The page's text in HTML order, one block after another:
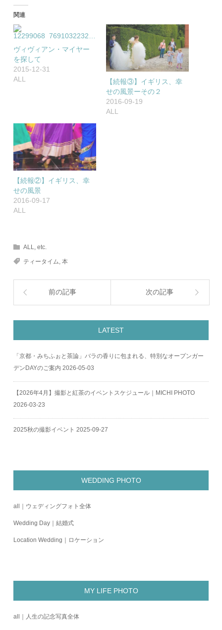
関連
ヴィヴィアン・マイヤー
を探して
2015-12-31
ALL
【続報③】イギリス、幸
せの風景ーその２
2016-09-19
ALL
【続報②】イギリス、幸
せの風景
2016-09-17
ALL
ALL ,etc.
ティータイム ,本
前の記事 次の記事
LATEST
「京都・みちふぉと茶論」バラの香りに包まれる、特別なオープンガー
デンDAYのご案内 2026-05-03
【2026年4月】撮影と紅茶のイベントスケジュール｜MICHI PHOTO
2026-03-23
2025秋の撮影イベント 2025-09-27
WEDDING PHOTO
all｜ウェディングフォト全体
Wedding Day｜結婚式
Location Wedding｜ロケーション
MY LIFE PHOTO
all｜人生の記念写真全体